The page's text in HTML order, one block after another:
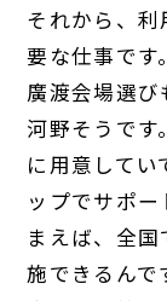
それから、
要な仕事です。
廣渡会場選び
河野そうで
に用意してい
ップでサポ
まえば、全
施できるんで